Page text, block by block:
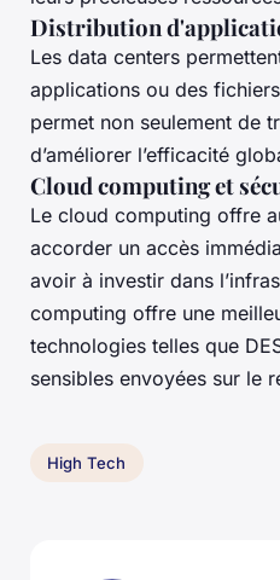
Distribution
Les data centers
applications ou des
permet non seulement de
d’améliorer l’efficacité
Cloud computing et
Le cloud computing offre
accorder un accès
avoir à investir dans
computing offre une
technologies telles que
sensibles envoyées sur le
High Tech